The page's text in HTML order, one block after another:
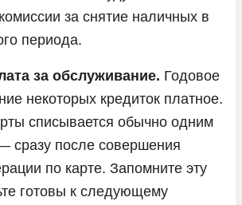
за снятие наличных в
периода.
за обслуживание. Годовое
некоторых кредиток платное.
списывается обычно одним
сразу после совершения
по карте. Запомните эту
готовы к следующему